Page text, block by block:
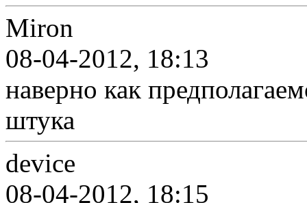
Miron
08-04-2012, 18:13
наверно как
штука
device
08-04-2012, 18:15